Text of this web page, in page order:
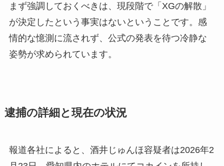
まず強調しておくべきは、現段階で「XGの解散」
が決定したという事実はないということです。感
情的な憶測に流されず、公式の発表を待つ冷静な
姿勢が求められています。
逮捕の詳細と現在の状況
報道各社によると、酒井じゅんほ容疑者は2026年2